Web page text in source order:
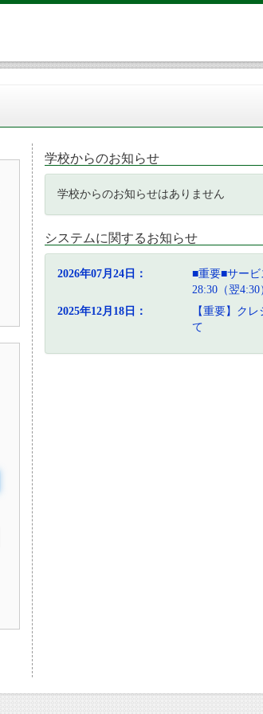
学校からのお知らせ
学校からのお知らせはありません
システムに関するお知らせ
2026年07月24日：
■重要■サー
28:30（翌4:30
2025年12月18日：
【重要】ク
て